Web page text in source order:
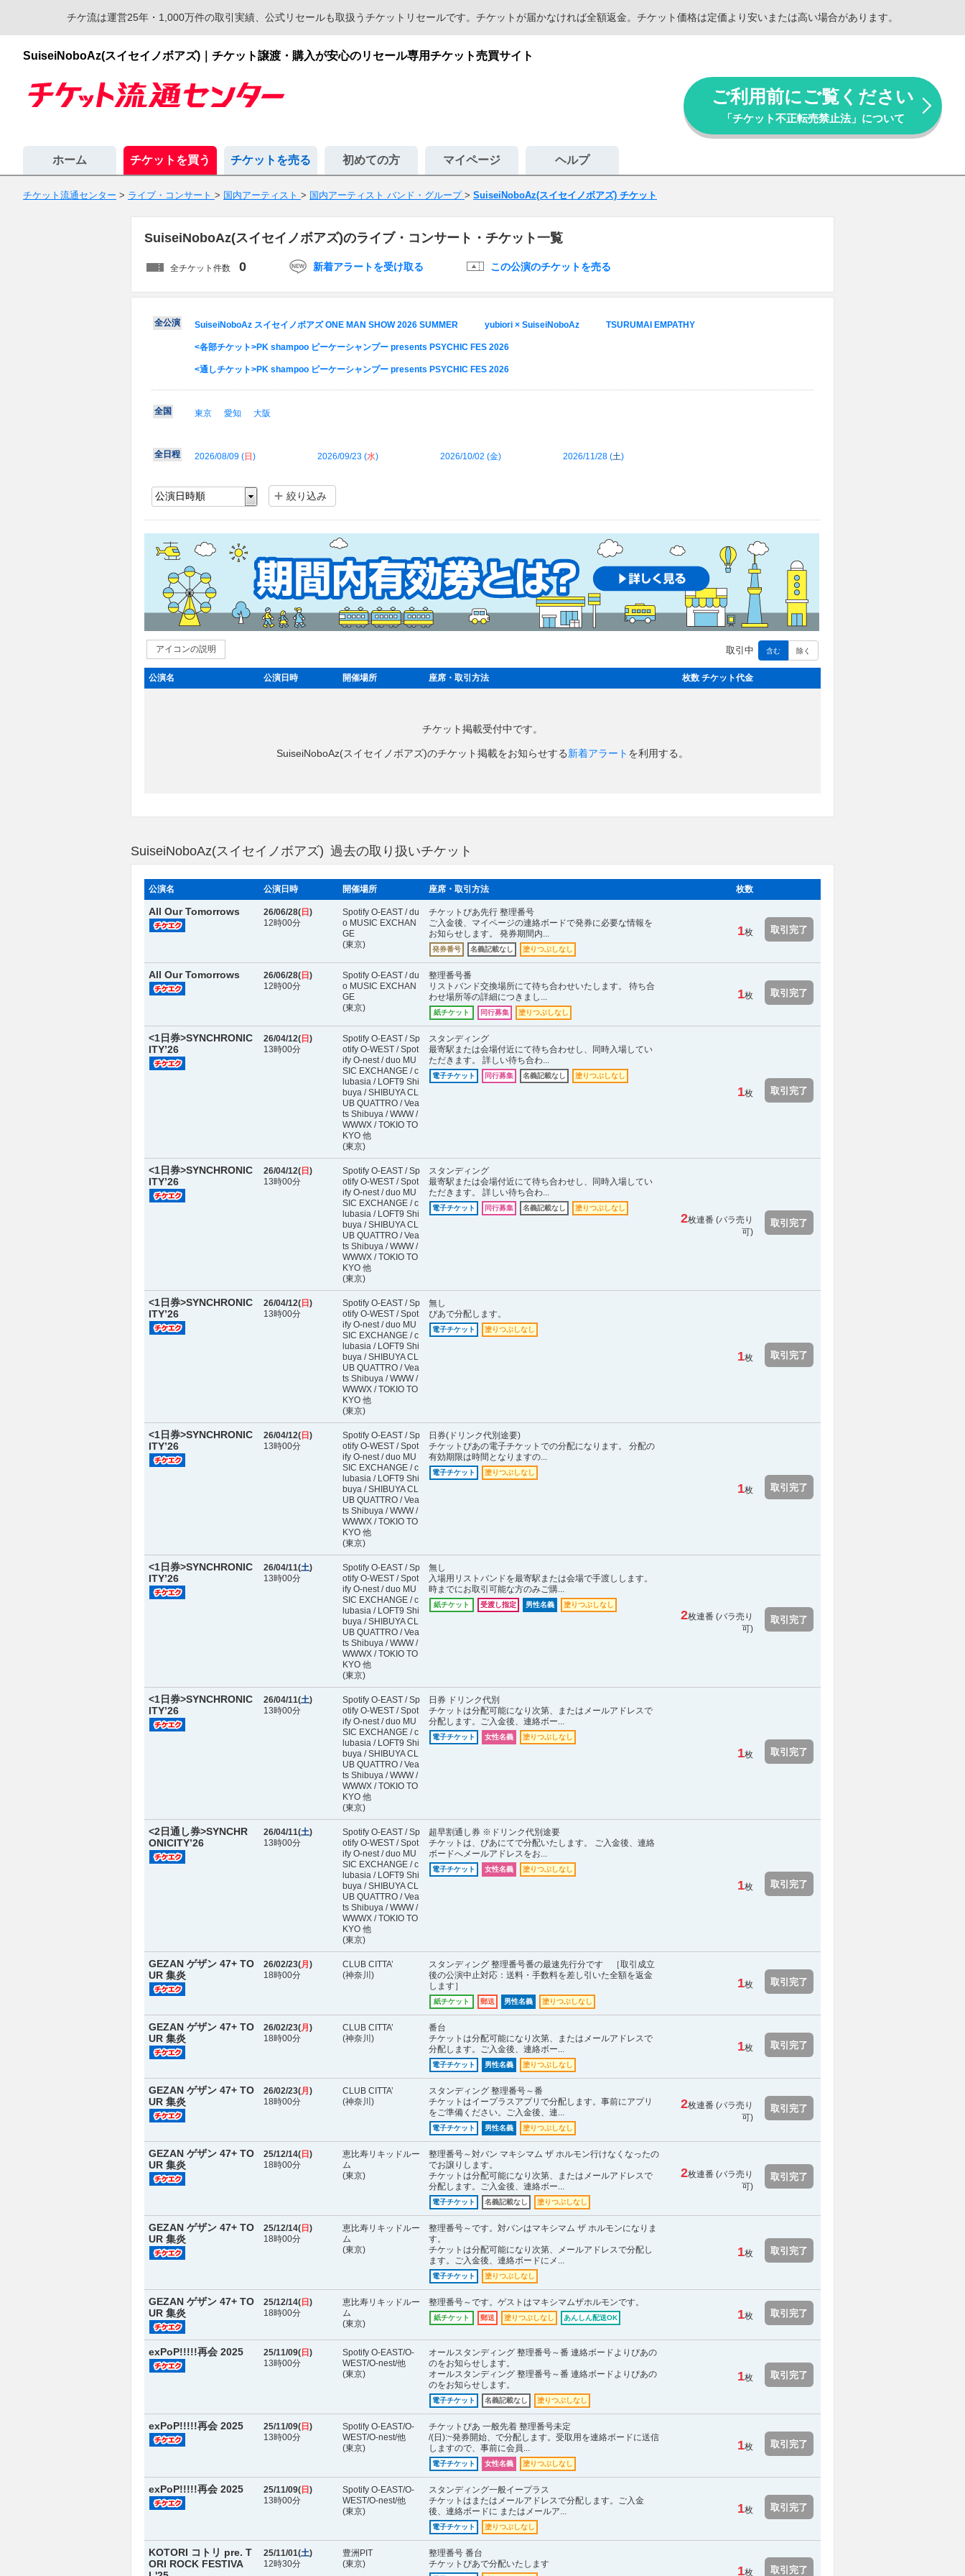
チケ流は運営25年・1,000万件の取引実績、公式リセールも取扱うチケットリセールです。チケットが届かなければ全額返金。チケット価格は定価より安いまたは高い場合があります。
SuiseiNoboAz(スイセイノボアズ)｜チケット譲渡・購入が安心のリセール専用チケット売買サイト
ご利用前にご覧ください
「チケット不正転売禁止法」について
ホーム チケットを買う チケットを売る 初めての方 マイページ ヘルプ
チケット流通センター > ライブ・コンサート > 国内アーティスト > 国内アーティスト バンド・グループ > SuiseiNoboAz(スイセイノボアズ) チケット
SuiseiNoboAz(スイセイノボアズ)のライブ・コンサート・チケット一覧
全チケット件数 0 新着アラートを受け取る この公演のチケットを売る
全公演 SuiseiNoboAz スイセイノボアズ ONE MAN SHOW 2026 SUMMER yubiori × SuiseiNoboAz TSURUMAI EMPATHY
<各部チケット>PK shampoo ピーケーシャンプー presents PSYCHIC FES 2026
<通しチケット>PK shampoo ピーケーシャンプー presents PSYCHIC FES 2026
全国 東京 愛知 大阪
全日程 2026/08/09 (日 ) 2026/09/23 (水) 2026/10/02 (金) 2026/11/28 (土)
絞り込み
アイコンの説明 取引中 含む 除く
公演名 公演日時 開催場所 座席・取引方法 枚数 チケット代金
チケット掲載受付中です。
SuiseiNoboAz(スイセイノボアズ)のチケット掲載をお知らせする新着アラート を利用する。
SuiseiNoboAz(スイセイノボアズ) 過去の取り扱いチケット
公演名 公演日時 開催場所 座席・取引方法 枚数
All Our Tomorrows 26/06/28( 日 )
12時00分
Spotify O-EAST / du
o MUSIC EXCHAN
GE
(東京)
チケットぴあ先行 整理番号
ご入金後、マイページの連絡ボードで発券に必要な情報を
お知らせします。 発券期間内...
発券番号 名義記載なし 塗りつぶしなし
1枚 取引完了
All Our Tomorrows 26/06/28( 日 )
12時00分
Spotify O-EAST / du
o MUSIC EXCHAN
GE
(東京)
整理番号番
リストバンド交換場所にて待ち合わせいたします。 待ち合
わせ場所等の詳細につきまし...
紙チケット 同行募集 塗りつぶしなし
1枚 取引完了
<1日券>SYNCHRONIC
ITY’26
26/04/12( 日 )
13時00分
Spotify O-EAST / Sp
otify O-WEST / Spot
ify O-nest / duo MU
SIC EXCHANGE / c
lubasia / LOFT9 Shi
buya / SHIBUYA CL
UB QUATTRO / Vea
ts Shibuya / WWW /
WWWX / TOKIO TO
KYO 他
(東京)
スタンディング
最寄駅または会場付近にて待ち合わせし、同時入場してい
ただきます。 詳しい待ち合わ...
電子チケット 同行募集 名義記載なし 塗りつぶしなし
1枚 取引完了
<1日券>SYNCHRONIC
ITY’26
26/04/12( 日 )
13時00分
Spotify O-EAST / Sp
otify O-WEST / Spot
ify O-nest / duo MU
SIC EXCHANGE / c
lubasia / LOFT9 Shi
buya / SHIBUYA CL
UB QUATTRO / Vea
ts Shibuya / WWW /
WWWX / TOKIO TO
KYO 他
(東京)
スタンディング
最寄駅または会場付近にて待ち合わせし、同時入場してい
ただきます。 詳しい待ち合わ...
電子チケット 同行募集 名義記載なし 塗りつぶしなし
2枚連番 (バラ売り
可)
取引完了
<1日券>SYNCHRONIC
ITY’26
26/04/12( 日 )
13時00分
Spotify O-EAST / Sp
otify O-WEST / Spot
ify O-nest / duo MU
SIC EXCHANGE / c
lubasia / LOFT9 Shi
buya / SHIBUYA CL
UB QUATTRO / Vea
ts Shibuya / WWW /
WWWX / TOKIO TO
KYO 他
(東京)
無し
ぴあで分配します。
電子チケット 塗りつぶしなし
1枚 取引完了
<1日券>SYNCHRONIC
ITY’26
26/04/12( 日 )
13時00分
Spotify O-EAST / Sp
otify O-WEST / Spot
ify O-nest / duo MU
SIC EXCHANGE / c
lubasia / LOFT9 Shi
buya / SHIBUYA CL
UB QUATTRO / Vea
ts Shibuya / WWW /
WWWX / TOKIO TO
KYO 他
(東京)
日券(ドリンク代別途要)
チケットぴあの電子チケットでの分配になります。 分配の
有効期限は時間となりますの...
電子チケット 塗りつぶしなし
1枚 取引完了
<1日券>SYNCHRONIC
ITY’26
26/04/11(土)
13時00分
Spotify O-EAST / Sp
otify O-WEST / Spot
ify O-nest / duo MU
SIC EXCHANGE / c
lubasia / LOFT9 Shi
buya / SHIBUYA CL
UB QUATTRO / Vea
ts Shibuya / WWW /
WWWX / TOKIO TO
KYO 他
(東京)
無し
入場用リストバンドを最寄駅または会場で手渡しします。
時までにお取引可能な方のみご購...
紙チケット 受渡し指定 男性名義 塗りつぶしなし
2枚連番 (バラ売り
可)
取引完了
<1日券>SYNCHRONIC
ITY’26
26/04/11(土)
13時00分
Spotify O-EAST / Sp
otify O-WEST / Spot
ify O-nest / duo MU
SIC EXCHANGE / c
lubasia / LOFT9 Shi
buya / SHIBUYA CL
UB QUATTRO / Vea
ts Shibuya / WWW /
WWWX / TOKIO TO
KYO 他
(東京)
日券 ドリンク代別
チケットは分配可能になり次第、またはメールアドレスで
分配します。ご入金後、連絡ボー...
電子チケット 女性名義 塗りつぶしなし
1枚 取引完了
<2日通し券>SYNCHR
ONICITY’26
26/04/11(土)
13時00分
Spotify O-EAST / Sp
otify O-WEST / Spot
ify O-nest / duo MU
SIC EXCHANGE / c
lubasia / LOFT9 Shi
buya / SHIBUYA CL
UB QUATTRO / Vea
ts Shibuya / WWW /
WWWX / TOKIO TO
KYO 他
(東京)
超早割通し券 ※ドリンク代別途要
チケットは、ぴあにてで分配いたします。 ご入金後、連絡
ボードへメールアドレスをお...
電子チケット 女性名義 塗りつぶしなし
1枚 取引完了
GEZAN ゲザン 47+ TO
UR 集炎
26/02/23(月 )
18時00分
CLUB CITTA’
(神奈川)
スタンディング 整理番号番の最速先行分です ［取引成立
後の公演中止対応：送料・手数料を差し引いた全額を返金
します］
紙チケット 郵送 男性名義 塗りつぶしなし
1枚 取引完了
GEZAN ゲザン 47+ TO
UR 集炎
26/02/23(月 )
18時00分
CLUB CITTA’
(神奈川)
番台
チケットは分配可能になり次第、またはメールアドレスで
分配します。ご入金後、連絡ボー...
電子チケット 男性名義 塗りつぶしなし
1枚 取引完了
GEZAN ゲザン 47+ TO
UR 集炎
26/02/23(月 )
18時00分
CLUB CITTA’
(神奈川)
スタンディング 整理番号～番
チケットはイープラスアプリで分配します。事前にアプリ
をご準備ください。ご入金後、連...
電子チケット 男性名義 塗りつぶしなし
2枚連番 (バラ売り
可)
取引完了
GEZAN ゲザン 47+ TO
UR 集炎
25/12/14( 日 )
18時00分
恵比寿リキッドルー
ム
(東京)
整理番号～対バン マキシマム ザ ホルモン行けなくなったの
でお譲りします。
チケットは分配可能になり次第、またはメールアドレスで
分配します。ご入金後、連絡ボー...
電子チケット 名義記載なし 塗りつぶしなし
2枚連番 (バラ売り
可)
取引完了
GEZAN ゲザン 47+ TO
UR 集炎
25/12/14( 日 )
18時00分
恵比寿リキッドルー
ム
(東京)
整理番号～です。対バンはマキシマム ザ ホルモンになりま
す。
チケットは分配可能になり次第、メールアドレスで分配し
ます。ご入金後、連絡ボードにメ...
電子チケット 塗りつぶしなし
1枚 取引完了
GEZAN ゲザン 47+ TO
UR 集炎
25/12/14( 日 )
18時00分
恵比寿リキッドルー
ム
(東京)
整理番号～です。ゲストはマキシマムザホルモンです。
紙チケット 郵送 塗りつぶしなし あんしん配送OK 1枚 取引完了
exPoP!!!!!再会 2025 25/11/09( 日 )
13時00分
Spotify O-EAST/O-
WEST/O-nest/他
(東京)
オールスタンディング 整理番号～番 連絡ボードよりぴあの
のをお知らせします。
オールスタンディング 整理番号～番 連絡ボードよりぴあの
のをお知らせします。
電子チケット 名義記載なし 塗りつぶしなし
1枚 取引完了
exPoP!!!!!再会 2025 25/11/09( 日 )
13時00分
Spotify O-EAST/O-
WEST/O-nest/他
(東京)
チケットぴあ 一般先着 整理番号未定
/(日):~発券開始、で分配します。受取用を連絡ボードに送信
しますので、事前に会員...
電子チケット 女性名義 塗りつぶしなし
1枚 取引完了
exPoP!!!!!再会 2025 25/11/09( 日 )
13時00分
Spotify O-EAST/O-
WEST/O-nest/他
(東京)
スタンディング一般イープラス
チケットはまたはメールアドレスで分配します。ご入金
後、連絡ボードに またはメールア...
電子チケット 塗りつぶしなし
1枚 取引完了
KOTORI コトリ pre. T
ORI ROCK FESTIVA
25/11/01(土)
12時30分
豊洲PIT
(東京)
整理番号 番台
チケットぴあで分配いたします
1枚 取引完了